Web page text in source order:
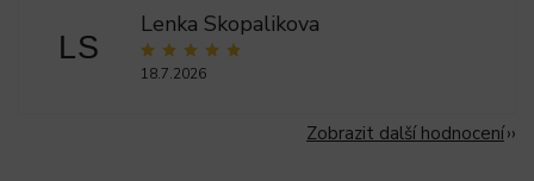
LS
Lenka Skopalikova
18.7.2026
Zobrazit další hodnocení